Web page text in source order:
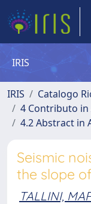
IRIS
IRIS
Catalogo
4 Contributo in
4.2 Abstract in
Seismic
the slope
TALLINI,